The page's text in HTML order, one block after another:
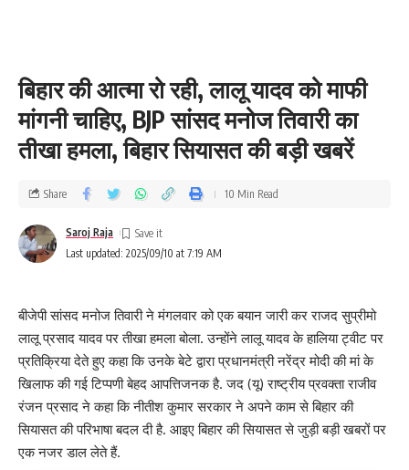
बिहार की आत्मा रो रही, लालू यादव को माफी
मांगनी चाहिए, BJP सांसद मनोज तिवारी का
तीखा हमला, बिहार सियासत की बड़ी खबरें
Last updated: 2025/09/10 at 7:19 AM
Saroj Raja
Share 10 Min Read
बीजेपी सांसद मनोज तिवारी ने मंगलवार को एक बयान जारी कर राजद सुप्रीमो
लालू प्रसाद यादव पर तीखा हमला बोला. उन्होंने लालू यादव के हालिया ट्वीट पर
प्रतिक्रिया देते हुए कहा कि उनके बेटे द्वारा प्रधानमंत्री नरेंद्र मोदी की मां के
खिलाफ की गई टिप्पणी बेहद आपत्तिजनक है. जद (यू) राष्ट्रीय प्रवक्ता राजीव
रंजन प्रसाद ने कहा कि नीतीश कुमार सरकार ने अपने काम से बिहार की
सियासत की परिभाषा बदल दी है. आइए बिहार की सियासत से जुड़ी बड़ी खबरों पर
एक नजर डाल लेते हैं.